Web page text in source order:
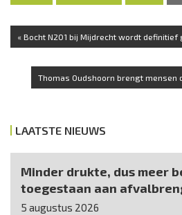
« Bocht N201 bij Mijdrecht wordt definitief
Thomas Oudshoorn brengt mensen
LAATSTE NIEUWS
Minder drukte, dus meer
toegestaan aan
5 augustus 2026